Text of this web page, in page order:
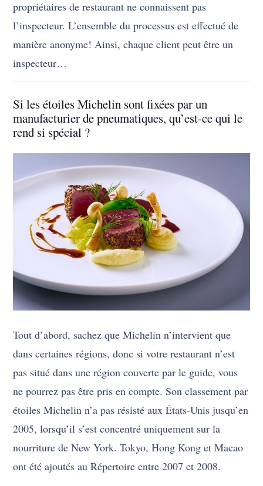
propriétaires de restaurant ne connaissent pas
l’inspecteur. L’ensemble du processus est effectué de
manière anonyme! Ainsi, chaque client peut être un
inspecteur…
Si les étoiles Michelin sont fixées par un
manufacturier de pneumatiques, qu’est-ce qui le
rend si spécial ?
Tout d’abord, sachez que Michelin n’intervient que
dans certaines régions, donc si votre restaurant n’est
pas situé dans une région couverte par le guide, vous
ne pourrez pas être pris en compte. Son classement par
étoiles Michelin n’a pas résisté aux États-Unis jusqu’en
2005, lorsqu’il s’est concentré uniquement sur la
nourriture de New York. Tokyo, Hong Kong et Macao
ont été ajoutés au Répertoire entre 2007 et 2008.